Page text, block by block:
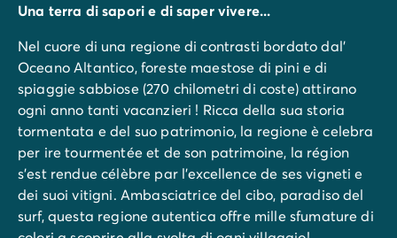
Una terra di sapori e di saper vivere...
Nel cuore di una regione di contrasti bordato dal'
Oceano Altantico, foreste maestose di pini e di
spiaggie sabbiose (270 chilometri di coste) attirano
ogni anno tanti vacanzieri ! Ricca della sua storia
tormentata e del suo patrimonio, la regione è celebra
per ire tourmentée et de son patrimoine, la région
s’est rendue célèbre par l’excellence de ses vigneti e
dei suoi vitigni. Ambasciatrice del cibo, paradiso del
surf, questa regione autentica offre mille sfumature di